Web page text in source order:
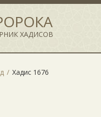
ХАДИСОВ
Хадис 1676